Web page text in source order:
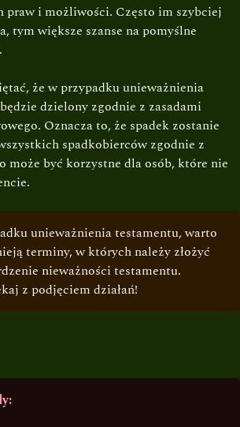
praw i możliwości. Często im szybciej
tym większe szanse na pomyślne
że w przypadku unieważnienia
dzielony zgodnie z zasadami
Oznacza to, że spadek zostanie
spadkobierców zgodnie z
może być korzystne dla osób, które nie
unieważnienia testamentu, warto
terminy, w których należy złożyć
nieważności testamentu.
z podjęciem działań!